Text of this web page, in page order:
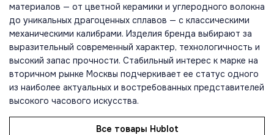
материалов — от цветной керамики и углеродного волокна
до уникальных драгоценных сплавов — с классическими
механическими калибрами. Изделия бренда выбирают за
выразительный современный характер, технологичность и
высокий запас прочности. Стабильный интерес к марке на
вторичном рынке Москвы подчеркивает ее статус одного
из наиболее актуальных и востребованных представителей
высокого часового искусства.
Все товары Hublot